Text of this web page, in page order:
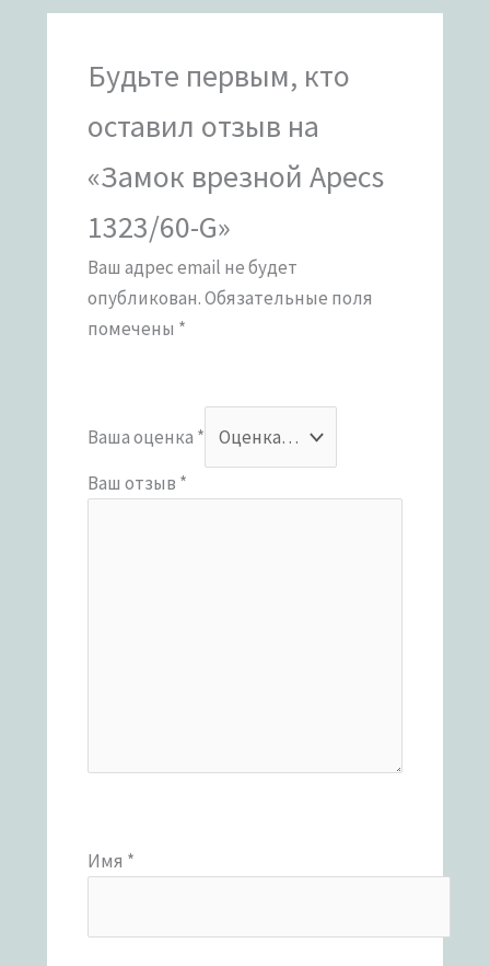
Будьте первым, кто
оставил отзыв на
«Замок врезной Apecs
1323/60-G»
Ваш адрес email не будет
опубликован.Обязательные поля
помечены *
Ваша оценка *
Ваш отзыв *
Имя *